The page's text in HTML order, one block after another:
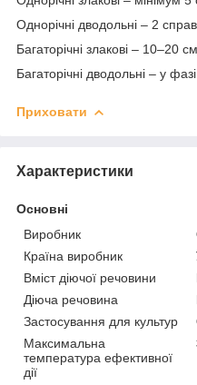
Однорічні дводольні – 2
Багаторічні злакові – 10–20
Багаторічні дводольні – у
Приховати
Характеристики
Основні
Виробник
Країна виробник
Вміст діючої речовини
Діюча речовина
Застосування для культур
Максимальна
температура ефективної
дії